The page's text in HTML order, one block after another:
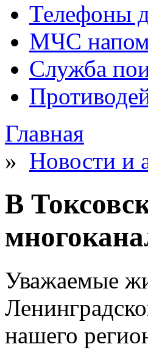
Телефоны
МЧС
Служба
Главная
» Новости и
В
Уважаемые
нашего